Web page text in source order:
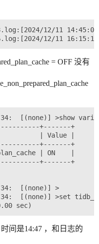
12/11
= OFF 没有
[(none)] >show
+-------+
| Value |
+-------+
| ON    |
+-------+
[(none)] >
[(none)] >set
间是14:47 ，和日志的